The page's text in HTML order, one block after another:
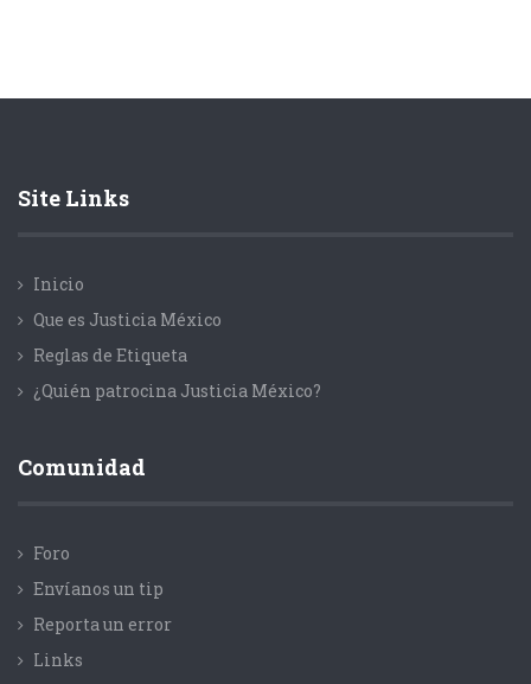
Site Links
Inicio
Que es Justicia México
Reglas de Etiqueta
¿Quién patrocina Justicia México?
Comunidad
Foro
Envíanos un tip
Reporta un error
Links